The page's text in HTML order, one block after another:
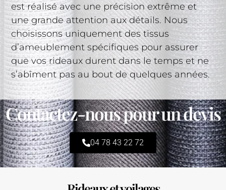
est réalisé avec une précision extrême et
une grande attention aux détails. Nous
choisissons uniquement des tissus
d’ameublement spécifiques pour assurer
que vos rideaux durent dans le temps et ne
s’abîment pas au bout de quelques années.
Contactez-nous pour un devis
04 78 43 22 72